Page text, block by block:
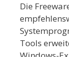
Die
Tools